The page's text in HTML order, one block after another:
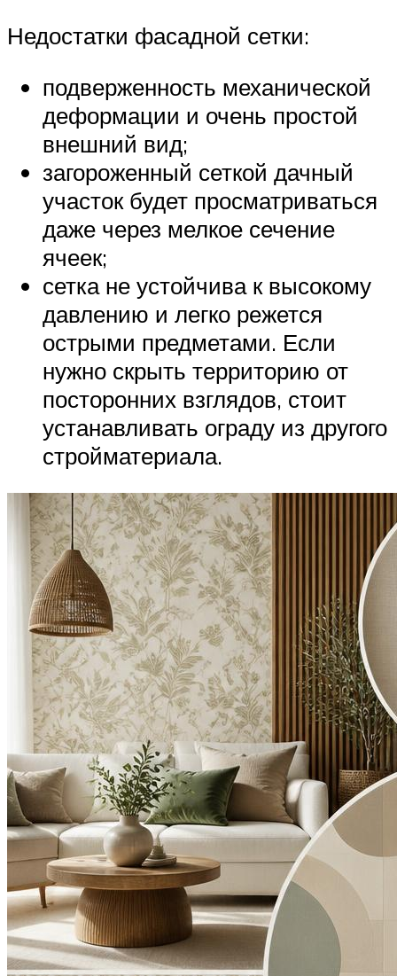
Недостатки фасадной сетки:
подверженность механической
деформации и очень простой
внешний вид;
загороженный сеткой дачный
участок будет просматриваться
даже через мелкое сечение
ячеек;
сетка не устойчива к высокому
давлению и легко режется
острыми предметами. Если
нужно скрыть территорию от
посторонних взглядов, стоит
устанавливать ограду из другого
стройматериала.